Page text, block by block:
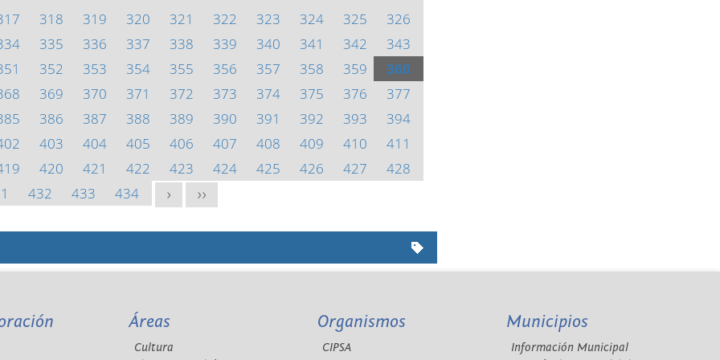
318 319 320 321 322 323 324 325
326
335 336 337 338 339 340 341 342
343
352 353 354 355 356 357 358 359
360
369 370 371 372 373 374 375 376
377
386 387 388 389 390 391 392 393
394
403 404 405 406 407 408 409 410
411
420 421 422 423 424 425 426 427
428
432 433 434 > >>
Áreas
Cultura
Organismos
CIPSA
Municipios
Información Municipal